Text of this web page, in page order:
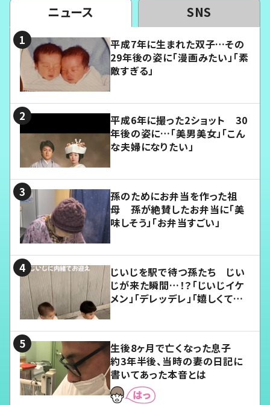
ニュース SNS
平成7年に生まれた双子…その
29年後の姿に「漫画みたい」「素
敵すぎる」
平成6年に撮った2ショット 30
年後の姿に…「美男美女」「こん
な夫婦になりたい」
孫のためにお弁当を作った祖
母 孫が絶賛したお弁当に「美
味しそう」「お弁当すごい」
じいじを駅で待つ孫たち じい
じが来た瞬間…！？「じいじイケ
メン」「デレッデレ」「嬉しくて可
生後8ヶ月で亡くなった息子
約3年半後、当時の妻の日記に
書いてあった本音とは